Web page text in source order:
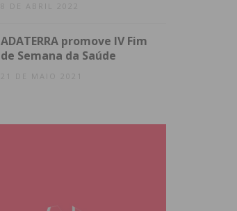
8 DE ABRIL 2022
ADATERRA promove IV Fim
de Semana da Saúde
21 DE MAIO 2021